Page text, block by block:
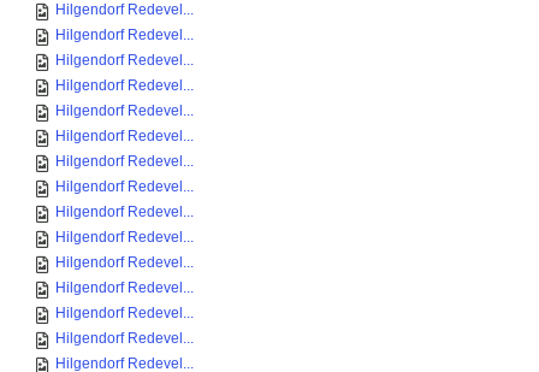
Hilgendorf Redevel...
Hilgendorf Redevel...
Hilgendorf Redevel...
Hilgendorf Redevel...
Hilgendorf Redevel...
Hilgendorf Redevel...
Hilgendorf Redevel...
Hilgendorf Redevel...
Hilgendorf Redevel...
Hilgendorf Redevel...
Hilgendorf Redevel...
Hilgendorf Redevel...
Hilgendorf Redevel...
Hilgendorf Redevel...
Hilgendorf Redevel...